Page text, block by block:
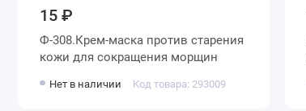
15 ₽
Ф-308.Крем-маска против старения
кожи для сокращения морщин
Нет в наличии Код товара: 293009